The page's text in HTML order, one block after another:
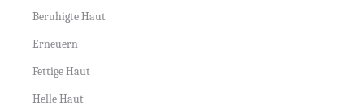
Beruhigte Haut
Erneuern
Fettige Haut
Helle Haut